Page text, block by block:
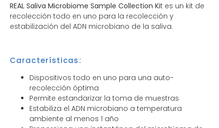
REAL Saliva Microbiome Sample Collection Kit es un kit de
recolección todo en uno para la recolección y
estabilización del ADN microbiano de la saliva.
Características:
Dispositivos todo en uno para una auto-
recolección óptima
Permite estandarizar la toma de muestras
Estabiliza el ADN microbiano a temperatura
ambiente al menos 1 año